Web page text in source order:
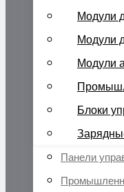
Модули
Модули
Модули
Блоки
Панели